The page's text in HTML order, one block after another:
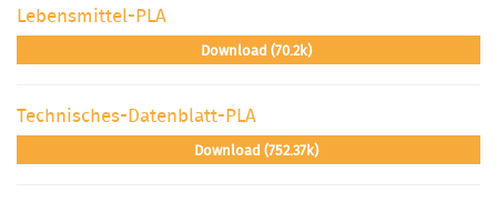
Lebensmittel-PLA
Download (70.2k)
Technisches-Datenblatt-PLA
Download (752.37k)